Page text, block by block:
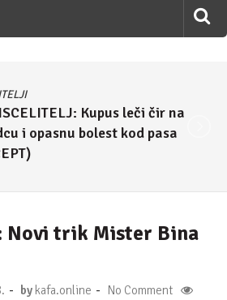
Eperli tvrdi: Kupus i rasol su
homoseksualnost i autizam
Novi trik Mister Bina
- by kafa.online - No Comment